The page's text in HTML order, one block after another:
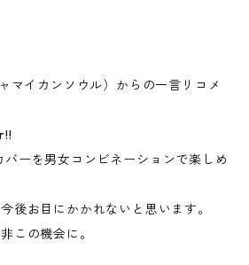
マイカンソウル）からの一言リコメ
ーを男女コンビネーションで楽しめ
後お目にかかれないと思います。
この機会に。